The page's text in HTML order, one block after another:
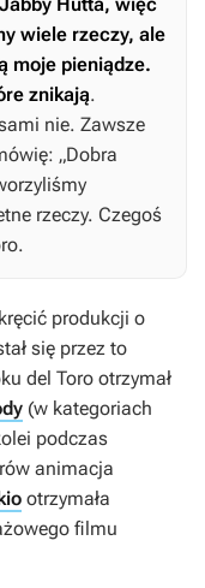
wiele rzeczy, ale
moje pieniądze.
znikają.
nie. Zawsze
„Dobra
rzeczy. Czegoś
produkcji o
się przez to
del Toro otrzymał
(w kategoriach
podczas
animacja
otrzymała
filmu